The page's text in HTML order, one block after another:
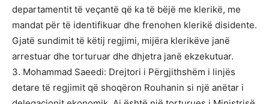
departamentit të veçantë që ka të bëjë me klerikë, me
mandat për të identifikuar dhe frenohen klerikë disidente.
Gjatë sundimit të këtij regjimi, mijëra klerikëve janë
arrestuar dhe torturuar dhe dhjetra janë ekzekutuar.
3. Mohammad Saeedi: Drejtori i Përgjithshëm i linjës
detare të regjimit që shoqëron Rouhanin si një anëtar i